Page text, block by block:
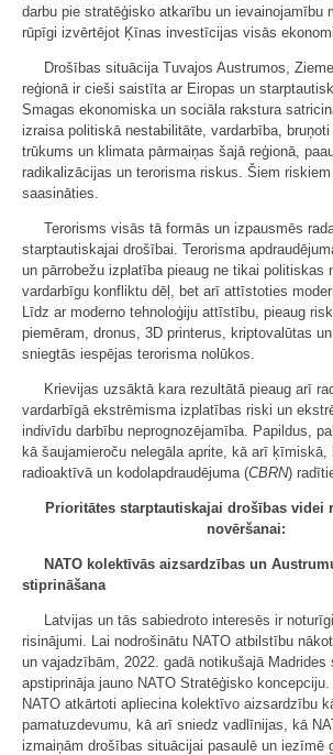
darbu pie stratēģisko atkarību un ievainojamību
rūpīgi izvērtējot Ķīnas investīcijas visās
Drošības situācija Tuvajos Austrumos,
reģionā ir cieši saistīta ar Eiropas un
Smagas ekonomiska un sociāla rakstura
izraisa politiskā nestabilitāte, vardarbība,
trūkums un klimata pārmaiņas šajā reģionā,
radikalizācijas un terorisma riskus. Šiem
saasināties.
Terorisms visās tā formās un izpausmēs
starptautiskajai drošībai. Terorisma
un pārrobežu izplatība pieaug ne tikai politiskas
vardarbīgu konfliktu dēļ, bet arī attīstoties
Līdz ar moderno tehnoloģiju attīstību, pieaug
piemēram, dronus, 3D printerus, kriptovalūtas
sniegtās iespējas terorisma nolūkos.
Krievijas uzsāktā kara rezultātā pieaug arī
vardarbīgā ekstrēmisma izplatības riski un
indivīdu darbību neprognozējamība. Papildus,
kā šaujamieroču nelegāla aprite, kā arī ķīmiskā,
radioaktīvā un kodolapdraudējuma (CBRN)
Prioritātes starptautiskajai drošības videi
novēršanai:
NATO kolektīvās aizsardzības un
stiprināšana
Latvijas un tās sabiedroto interesēs ir
risinājumi. Lai nodrošinātu NATO atbilstību
un vajadzībām, 2022. gadā notikušajā Madrides
apstiprināja jauno NATO Stratēģisko
NATO atkārtoti apliecina kolektīvo aizsardzību
pamatuzdevumu, kā arī sniedz vadlīnijas, kā
izmaiņām drošības situācijai pasaulē un iezīmē